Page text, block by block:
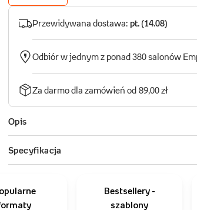
Bestsellery -
szablony